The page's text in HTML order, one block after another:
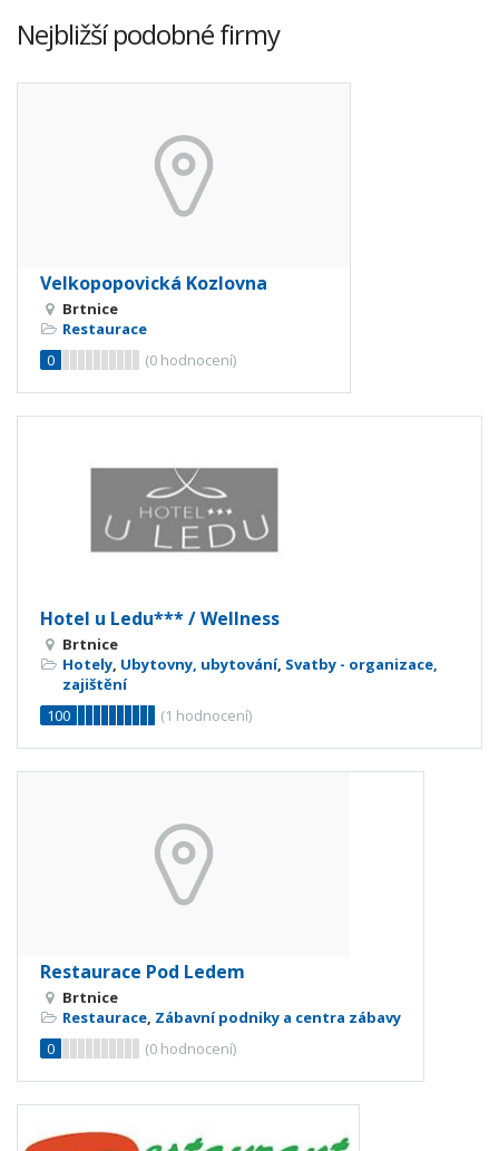
Nejbližší podobné firmy
Velkopopovická Kozlovna
Brtnice
Restaurace
0
(0 hodnocení)
Hotel u Ledu*** / Wellness
Brtnice
Hotely, Ubytovny, ubytování, Svatby - organizace,
zajištění
100
(1 hodnocení)
Restaurace Pod Ledem
Brtnice
Restaurace, Zábavní podniky a centra zábavy
0
(0 hodnocení)